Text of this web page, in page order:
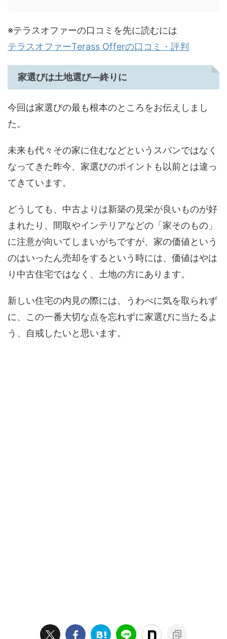
※テラスオファーの口コミを先に読むには
テラスオファーTerass Offerの口コミ・評判
家選びは土地選び―終りに
今回は家選びの最も根本のところをお伝えしまし
た。
未来も代々その家に住むなどというスパンではなく
なってきた昨今、家選びのポイントも以前とは違っ
てきています。
どうしても、中古よりは新築の見栄が良いものが好
まれたり、間取やインテリアなどの「家そのもの」
に注意が向いてしまいがちですが、家の価値という
のはいったん売却をするという時には、価値はやは
り中古住宅ではなく、土地の方にあります。
新しい住宅の内見の際には、うわべに気を取られず
に、この一番大切な点を忘れずに家選びに当たるよ
う、自戒したいと思います。